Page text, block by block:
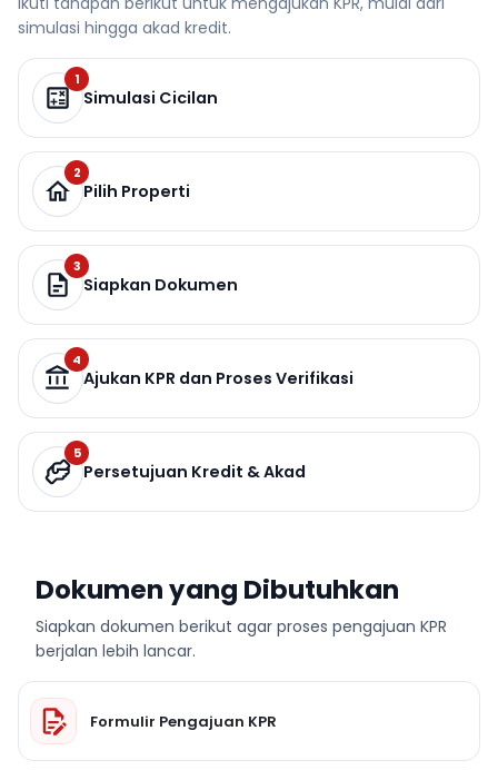
simulasi hingga akad kredit.
1
Simulasi Cicilan
2
Pilih Properti
3
Siapkan Dokumen
4
Ajukan KPR dan Proses Verifikasi
5
Persetujuan Kredit & Akad
Dokumen yang Dibutuhkan
Siapkan dokumen berikut agar proses pengajuan KPR
berjalan lebih lancar.
Formulir Pengajuan KPR